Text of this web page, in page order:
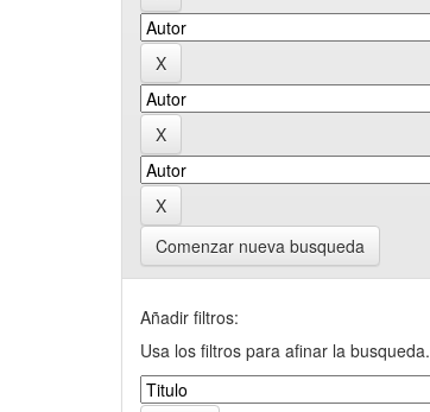
Comenzar nueva busqueda
Añadir filtros:
Usa los filtros para afinar la busqueda.